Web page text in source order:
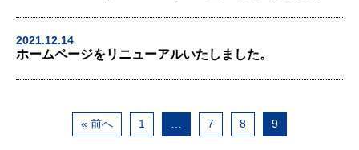
2021.12.14
ホームページをリニューアルいたしました。
« 前へ 1 7 8 9